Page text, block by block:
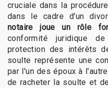
cruciale dans la
dans le cadre d'un
notaire joue un rôle
conformité juridique
protection des intérêts
soulte représente une
par l'un des époux à
de racheter la soulte et